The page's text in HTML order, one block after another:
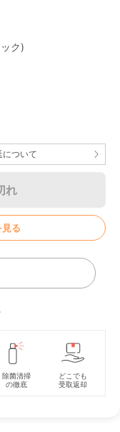
ク)
について
れ
る
除菌清掃
の徹底
どこでも
受取返却